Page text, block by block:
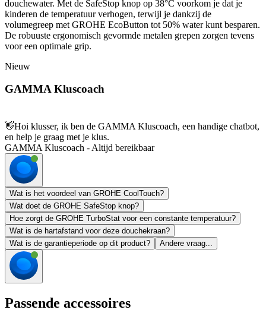
douchewater. Met de SafeStop knop op 38°C voorkom je dat je
kinderen de temperatuur verhogen, terwijl je dankzij de
volumegreep met GROHE EcoButton tot 50% water kunt besparen.
De robuuste ergonomisch gevormde metalen grepen zorgen tevens
voor een optimale grip.
Nieuw
GAMMA Kluscoach
👋Hoi klusser, ik ben de GAMMA Kluscoach, een handige chatbot,
en help je graag met je klus.
GAMMA Kluscoach - Altijd bereikbaar
Wat is het voordeel van GROHE CoolTouch?
Wat doet de GROHE SafeStop knop?
Hoe zorgt de GROHE TurboStat voor een constante temperatuur?
Wat is de hartafstand voor deze douchekraan?
Wat is de garantieperiode op dit product?
Andere vraag...
Passende accessoires